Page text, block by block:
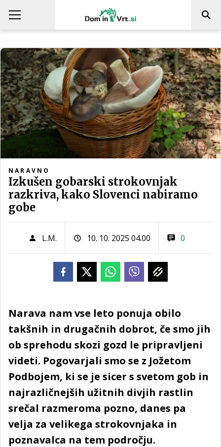
NARAVNO
Izkušen gobarski strokovnjak
razkriva, kako Slovenci nabiramo
gobe
L.M. 10. 10. 2025 04.00 0
Narava nam vse leto ponuja obilo
takšnih in drugačnih dobrot, če smo jih
ob sprehodu skozi gozd le pripravljeni
videti. Pogovarjali smo se z Jožetom
Podbojem, ki se je sicer s svetom gob in
najrazličnejših užitnih divjih rastlin
srečal razmeroma pozno, danes pa
velja za velikega strokovnjaka in
poznavalca na tem področju.